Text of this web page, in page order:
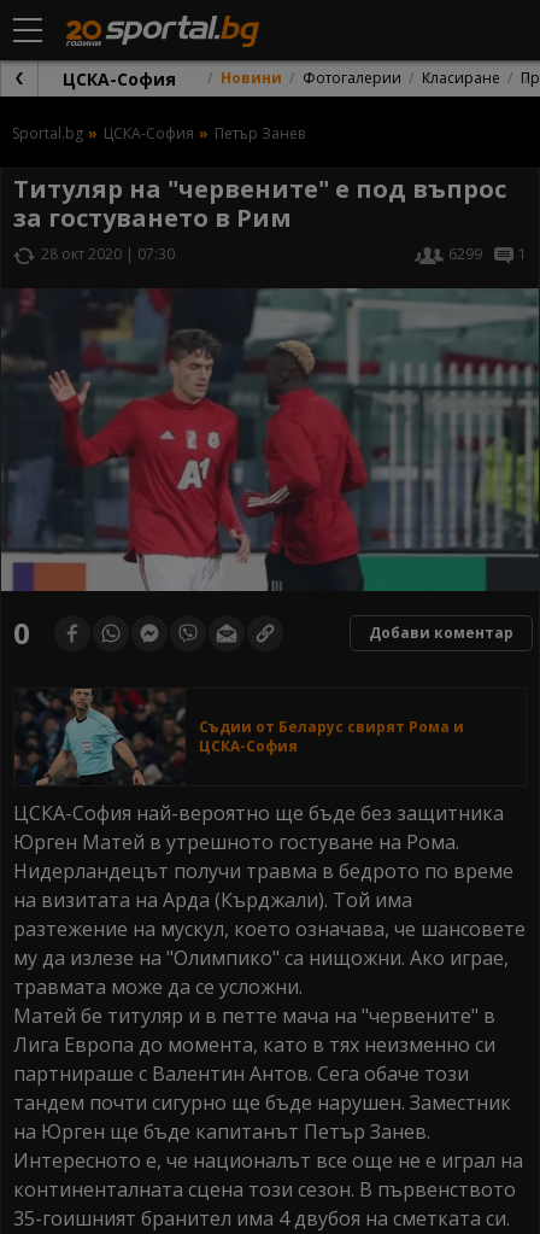
ЦСКА-София Новини Фотогалерии Класиране
Sportal.bg ЦСКА-София Петър Занев
Титуляр на "червените" е под въпрос
за гостуването в Рим
28 окт 2020 | 07:30 6299 1
0 Добави коментар
Съдии от Беларус свирят Рома и
ЦСКА-София
ЦСКА-София най-вероятно ще бъде без защитника
Юрген Матей в утрешното гостуване на Рома.
Нидерландецът получи травма в бедрото по време
на визитата на Арда (Кърджали). Той има
разтежение на мускул, което означава, че шансовете
му да излезе на "Олимпико" са нищожни. Ако играе,
травмата може да се усложни.
Матей бе титуляр и в петте мача на "червените" в
Лига Европа до момента, като в тях неизменно си
партнираше с Валентин Антов. Сега обаче този
тандем почти сигурно ще бъде нарушен. Заместник
на Юрген ще бъде капитанът Петър Занев.
Интересното е, че националът все още не е играл на
континенталната сцена този сезон. В първенството
35-гоишният бранител има 4 двубоя на сметката си.